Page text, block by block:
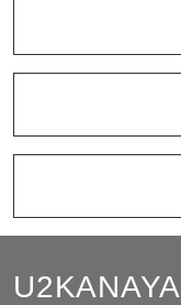
U2KANAYA